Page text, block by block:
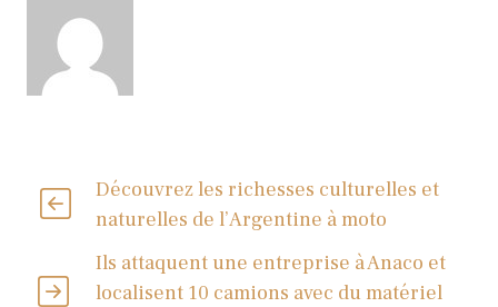
Découvrez les richesses culturelles et
naturelles de l’Argentine à moto
Ils attaquent une entreprise à Anaco et
localisent 10 camions avec du matériel